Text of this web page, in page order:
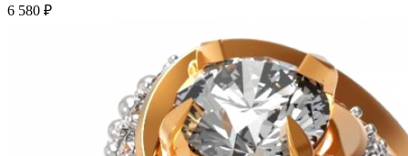
6 580 ₽